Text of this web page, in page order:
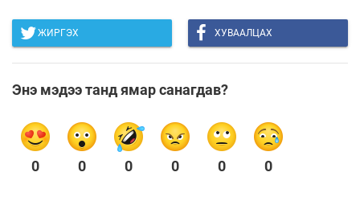
ЖИРГЭХ ХУВААЛЦАХ
Энэ мэдээ танд ямар санагдав?
0 0 0 0 0 0